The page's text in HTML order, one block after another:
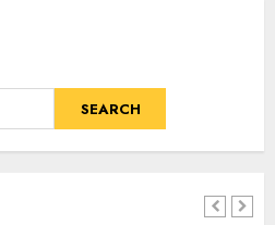
SEARCH